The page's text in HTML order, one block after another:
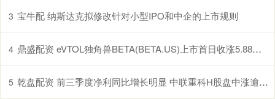
3 宝牛配 纳斯达克拟修改针对小型IPO和中企的上市规则
4 鼎盛配资 eVTOL独角兽BETA(BETA.US)上市首日收涨5.88% 市值超越Archer
5 乾盘配资 前三季度净利同比增长明显 中联重科H股盘中涨逾5%